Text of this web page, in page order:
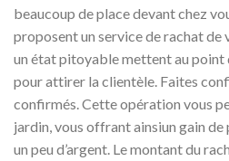
beaucoup de place devant chez
proposent un service de rachat de
un état pitoyable mettent au point
pour attirer la clientèle. Faites
confirmés. Cette opération vous
jardin, vous offrant ainsiun gain
un peu d’argent. Le montant du